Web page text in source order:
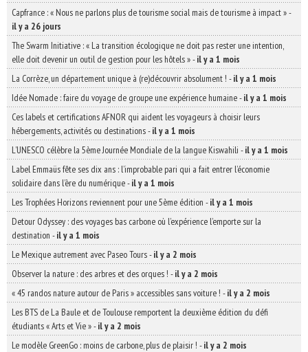
Capfrance : « Nous ne parlons plus de tourisme social mais de tourisme à impact »-
il y a 26 jours
The Swarm Initiative : « La transition écologique ne doit pas rester une intention,
elle doit devenir un outil de gestion pour les hôtels »-il y a 1 mois
La Corrèze, un département unique à (re)découvrir absolument ! -il y a 1 mois
Idée Nomade : faire du voyage de groupe une expérience humaine-il y a 1 mois
Ces labels et certifications AFNOR qui aident les voyageurs à choisir leurs
hébergements, activités ou destinations-il y a 1 mois
L’UNESCO célèbre la 5ème Journée Mondiale de la langue Kiswahili -il y a 1 mois
Label Emmaüs fête ses dix ans : l’improbable pari qui a fait entrer l’économie
solidaire dans l’ère du numérique-il y a 1 mois
Les Trophées Horizons reviennent pour une 5ème édition -il y a 1 mois
Detour Odyssey : des voyages bas carbone où l’expérience l’emporte sur la
destination -il y a 1 mois
Le Mexique autrement avec Paseo Tours-il y a 2 mois
Observer la nature : des arbres et des orques ! -il y a 2 mois
« 45 randos nature autour de Paris » accessibles sans voiture ! -il y a 2 mois
Les BTS de La Baule et de Toulouse remportent la deuxième édition du défi
étudiants « Arts et Vie »-il y a 2 mois
Le modèle GreenGo : moins de carbone, plus de plaisir ! -il y a 2 mois